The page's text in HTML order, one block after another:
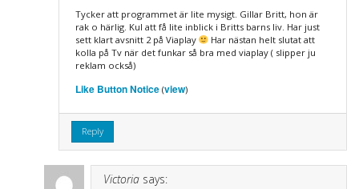
Tycker att programmet är lite mysigt. Gillar Britt, hon är
rak o härlig. Kul att få lite inblick i Britts barns liv. Har just
sett klart avsnitt 2 på Viaplay
Har nästan helt slutat att
kolla på Tv när det funkar så bra med viaplay ( slipper ju
reklam också)
Like Button Notice(view)
Reply
Victoria says: